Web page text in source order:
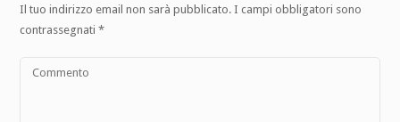
Il tuo indirizzo email non sarà pubblicato. I campi obbligatori sono
contrassegnati*